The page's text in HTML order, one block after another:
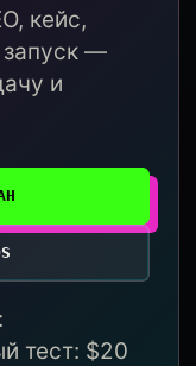
кейс,
запуск —
и
тест: $20